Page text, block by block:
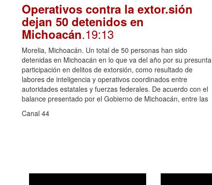
Operativos contra la extor.sión
dejan 50 detenidos en
Michoacán.19:13
Morelia, Michoacán. Un total de 50 personas han sido
detenidas en Michoacán en lo que va del año por su presunta
participación en delitos de extorsión, como resultado de
labores de inteligencia y operativos coordinados entre
autoridades estatales y fuerzas federales. De acuerdo con el
balance presentado por el Gobierno de Michoacán, entre las
Canal 44